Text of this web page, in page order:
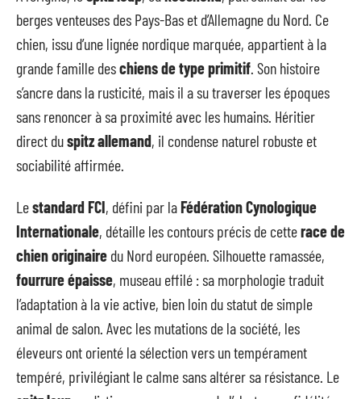
berges venteuses des Pays-Bas et d’Allemagne du Nord. Ce
chien, issu d’une lignée nordique marquée, appartient à la
grande famille deschiens de type primitif . Son histoire
s’ancre dans la rusticité, mais il a su traverser les époques
sans renoncer à sa proximité avec les humains. Héritier
direct duspitz allemand, il condense naturel robuste et
sociabilité affirmée.
Lestandard FCI, défini par laFédération Cynologique
Internationale, détaille les contours précis de cetterace de
chien originaire du Nord européen. Silhouette ramassée,
fourrure épaisse, museau effilé : sa morphologie traduit
l’adaptation à la vie active, bien loin du statut de simple
animal de salon. Avec les mutations de la société, les
éleveurs ont orienté la sélection vers un tempérament
tempéré, privilégiant le calme sans altérer sa résistance. Le